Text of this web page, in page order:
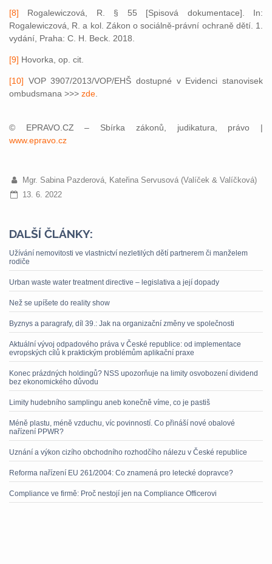
[8] Rogalewiczová, R. § 55 [Spisová dokumentace]. In:
Rogalewiczová, R. a kol. Zákon o sociálně-právní ochraně dětí. 1.
vydání, Praha: C. H. Beck. 2018.
[9] Hovorka, op. cit.
[10] VOP 3907/2013/VOP/EHŠ dostupné v Evidenci stanovisek
ombudsmana >>> zde
© EPRAVO.CZ – Sbírka zákonů, judikatura, právo |
www.epravo.cz
Mgr. Sabina Pazderová, Kateřina Servusová (Valíček & Valíčková)
13. 6. 2022
DALŠÍ ČLÁNKY:
Užívání nemovitosti ve vlastnictví nezletilých dětí partnerem či manželem
rodiče
Urban waste water treatment directive – legislativa a její dopady
Než se upíšete do reality show
Byznys a paragrafy, díl 39.: Jak na organizační změny ve společnosti
Aktuální vývoj odpadového práva v České republice: od implementace
evropských cílů k praktickým problémům aplikační praxe
Konec prázdných holdingů? NSS upozorňuje na limity osvobození dividend
bez ekonomického důvodu
Limity hudebního samplingu aneb konečně víme, co je pastiš
Méně plastu, méně vzduchu, víc povinností. Co přináší nové obalové
nařízení PPWR?
Uznání a výkon cizího obchodního rozhodčího nálezu v České republice
Reforma nařízení EU 261/2004: Co znamená pro letecké dopravce?
Compliance ve firmě: Proč nestojí jen na Compliance Officerovi